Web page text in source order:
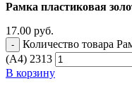
Рамка пластиковая
17.00 руб.
Количество товара
(А4) 2313
В корзину